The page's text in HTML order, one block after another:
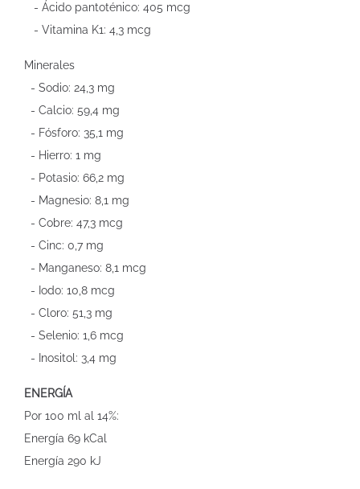
- Ácido pantoténico: 405 mcg
- Vitamina K1: 4,3 mcg
Minerales
- Sodio: 24,3 mg
- Calcio: 59,4 mg
- Fósforo: 35,1 mg
- Hierro: 1 mg
- Potasio: 66,2 mg
- Magnesio: 8,1 mg
- Cobre: 47,3 mcg
- Cinc: 0,7 mg
- Manganeso: 8,1 mcg
- Iodo: 10,8 mcg
- Cloro: 51,3 mg
- Selenio: 1,6 mcg
- Inositol: 3,4 mg
ENERGÍA
Por 100 ml al 14%:
Energía 69 kCal
Energía 290 kJ